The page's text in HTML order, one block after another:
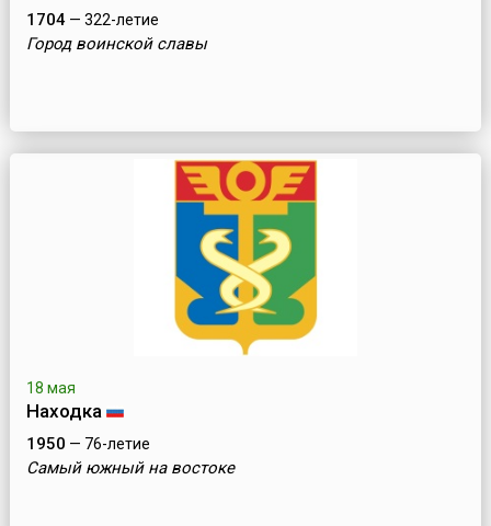
1704— 322-летие
Город воинской славы
18 мая
Находка
1950 — 76-летие
Самый южный на востоке